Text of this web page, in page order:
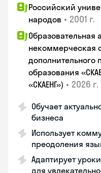
Российский
народов • 2001 г.
Образовательная
некоммерческая
дополнительного
образования
«СКАЕНГ») • 2026 г.
Обучает
бизнеса
Использует
преодоления
Адаптирует
для